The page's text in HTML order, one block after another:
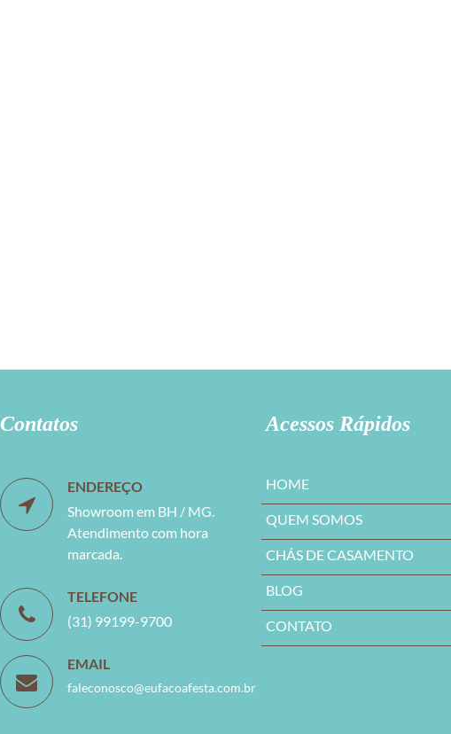
Contatos
ENDEREÇO
Showroom em BH / MG.
Atendimento com hora
marcada.
TELEFONE
(31) 99199-9700
EMAIL
faleconosco@eufacoafesta.com.br
Acessos Rápidos
HOME
QUEM SOMOS
CHÁS DE CASAMENTO
BLOG
CONTATO